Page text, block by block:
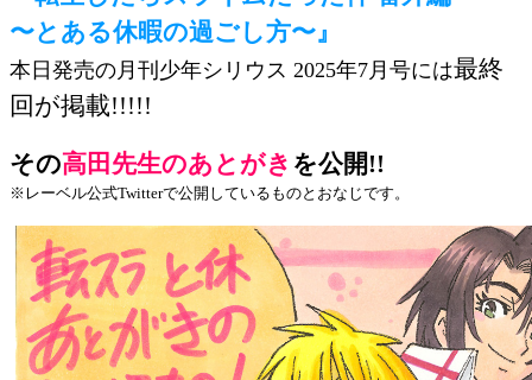
〜とある休暇の過ごし方〜』
本日発売の月刊少年シリウス 2025年7月号には最終
回が掲載!!!!!
その高田先生のあとがき を公開!!
※レーベル公式Twitterで公開しているものとおなじです。